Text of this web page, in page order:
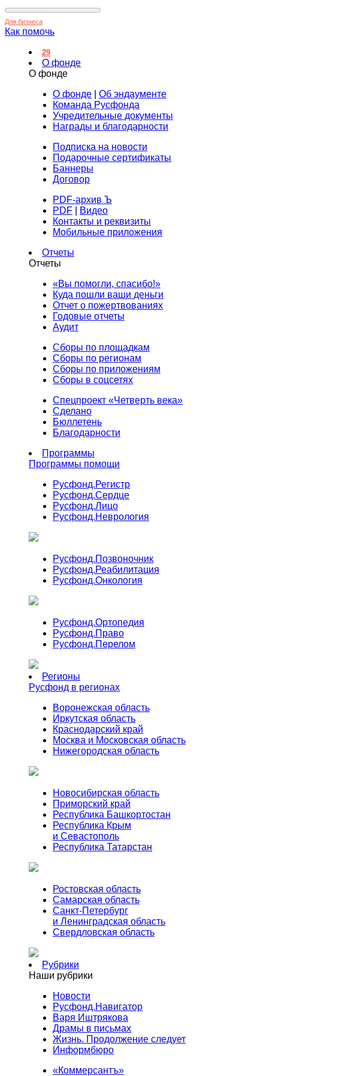
Для бизнеса
Как помочь
29
О фонде
О фонде
О фонде
Об эндаументе
Команда Русфонда
Учредительные документы
Награды и благодарности
Подписка на новости
Подарочные сертификаты
Баннеры
Договор
PDF-архив Ъ
PDF
Видео
Контакты и реквизиты
Мобильные приложения
Отчеты
Отчеты
«Вы помогли, спасибо!»
Куда пошли ваши деньги
Отчет о пожертвованиях
Годовые отчеты
Аудит
Сборы по площадкам
Сборы по регионам
Сборы по приложениям
Сборы в соцсетях
Спецпроект «Четверть века»
Сделано
Бюллетень
Благодарности
Программы
Программы помощи
Русфонд.Регистр
Русфонд.Сердце
Русфонд.Лицо
Русфонд.Неврология
Русфонд.Позвоночник
Русфонд.Реабилитация
Русфонд.Онкология
Русфонд.Ортопедия
Русфонд.Право
Русфонд.Перелом
Регионы
Русфонд в регионах
Воронежская область
Иркутская область
Краснодарский край
Москва и Московская область
Нижегородская область
Новосибирская область
Приморский край
Республика Башкортостан
Республика Крым
и Севастополь
Республика Татарстан
Ростовская область
Самарская область
Санкт-Петербург
и Ленинградская область
Свердловская область
Рубрики
Наши рубрики
Новости
Русфонд.Навигатор
Варя Иштрякова
Драмы в письмах
Жизнь. Продолжение следует
Информбюро
«Коммерсантъ»